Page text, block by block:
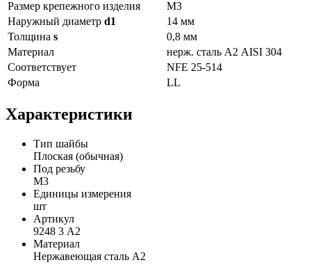
Размер крепежного изделия
М3
Наружный диаметр d1
14 мм
Толщина s
0,8 мм
Материал
нерж. сталь А2 AISI 304
Соответствует
NFE 25-514
Форма
LL
Характеристики
Тип шайбы
Плоская (обычная)
Под резьбу
М3
Единицы измерения
шт
Артикул
9248 3 А2
Материал
Нержавеющая сталь А2